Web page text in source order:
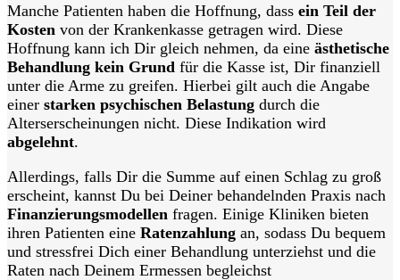
Manche Patienten haben die Hoffnung, dass ein Teil der
Kosten von der Krankenkasse getragen wird. Diese
Hoffnung kann ich Dir gleich nehmen, da eine ästhetische
Behandlung kein Grund für die Kasse ist, Dir finanziell
unter die Arme zu greifen. Hierbei gilt auch die Angabe
einer starken psychischen Belastung durch die
Alterserscheinungen nicht. Diese Indikation wird
abgelehnt.
Allerdings, falls Dir die Summe auf einen Schlag zu groß
erscheint, kannst Du bei Deiner behandelnden Praxis nach
Finanzierungsmodellen fragen. Einige Kliniken bieten
ihren Patienten eine Ratenzahlung an, sodass Du bequem
und stressfrei Dich einer Behandlung unterziehst und die
Raten nach Deinem Ermessen begleichst